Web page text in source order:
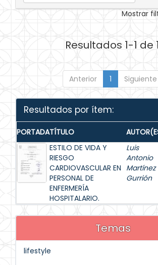
Mostrar
Resultados 1-1 de
Anterior 1 Siguiente
Resultados por ítem:
PORTADATÍTULO
ESTILO DE VIDA Y
RIESGO
CARDIOVASCULAR EN
PERSONAL DE
ENFERMERÍA
HOSPITALARIO.
Luis
Antonio
Martínez
Gurrión
Temas
lifestyle